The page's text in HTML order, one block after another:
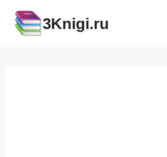
содержимому
3Knigi.ru